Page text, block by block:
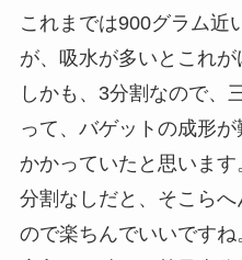
これまでは900グラム近
が、吸水が多いとこれが
しかも、3分割なので、
って、バゲットの成形
かかっていたと思います
分割なしだと、そこら
ので楽ちんでいいですね